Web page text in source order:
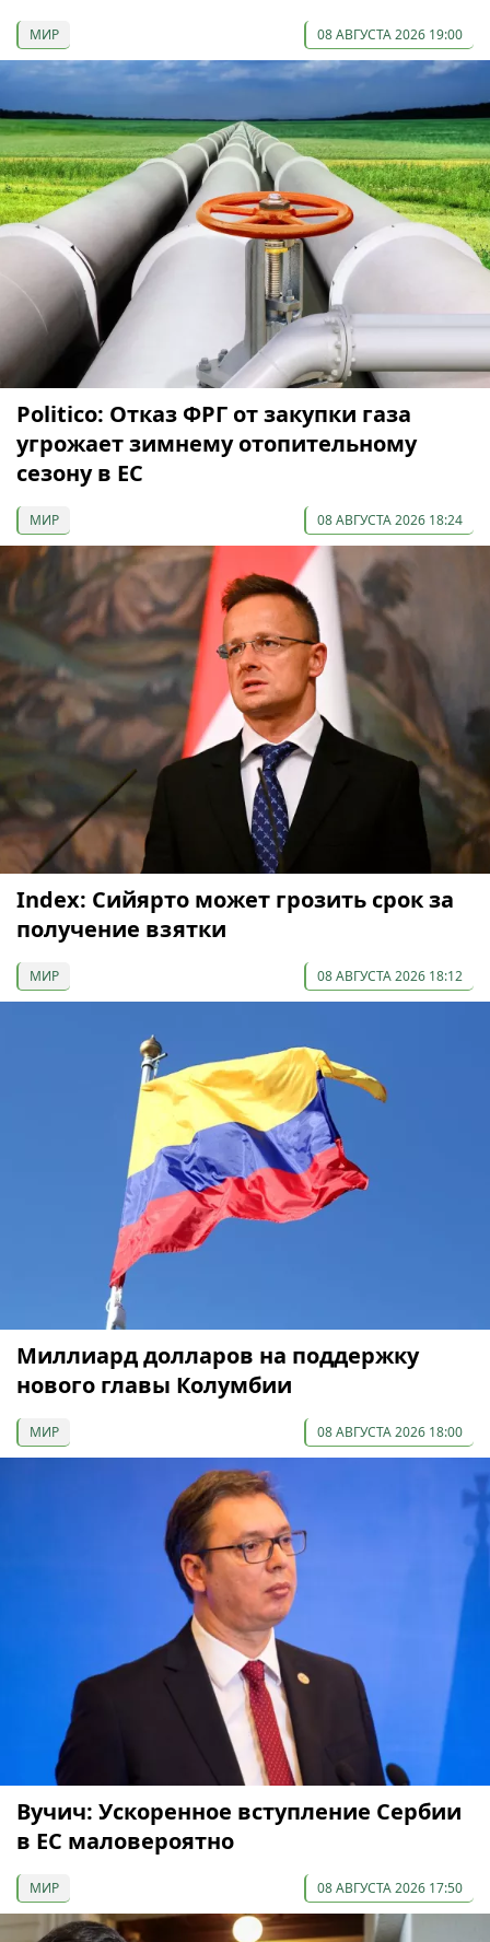
МИР 08 АВГУСТА 2026 19:00
Politico: Отказ ФРГ от закупки газа
угрожает зимнему отопительному
сезону в ЕС
МИР 08 АВГУСТА 2026 18:24
Index: Сийярто может грозить срок за
получение взятки
МИР 08 АВГУСТА 2026 18:12
Миллиард долларов на поддержку
нового главы Колумбии
МИР 08 АВГУСТА 2026 18:00
Вучич: Ускоренное вступление Сербии
в ЕС маловероятно
МИР 08 АВГУСТА 2026 17:50